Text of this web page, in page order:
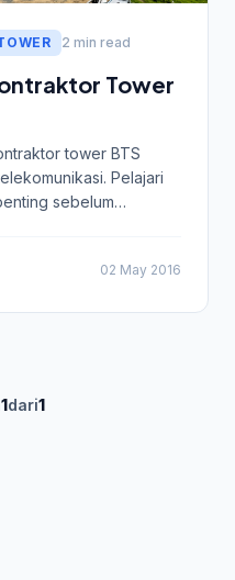
2 min read
Tower
tower BTS
Pelajari
sebelum
02 May 2016
1dari1